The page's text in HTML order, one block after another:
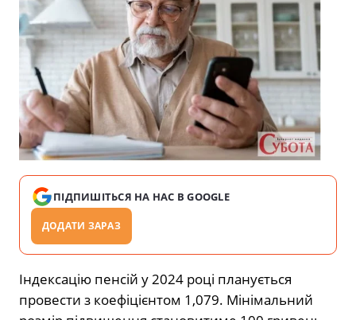
ПІДПИШІТЬСЯ НА НАС В GOOGLE
ДОДАТИ ЗАРАЗ
Індексацію пенсій у 2024 році планується
провести з коефіцієнтом 1,079. Мінімальний